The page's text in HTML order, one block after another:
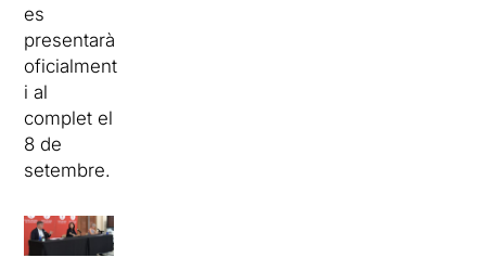
es
presentarà
oficialment
i al
complet el
8 de
setembre.